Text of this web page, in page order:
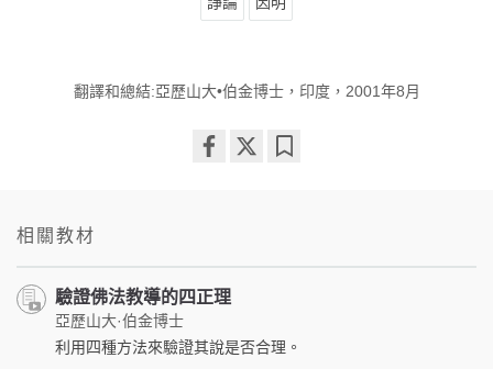
翻譯和總結:亞歷山大•伯金博士，印度，2001年8月
相關教材
驗證佛法教導的四正理
亞歷山大·伯金博士
利用四種方法來驗證其說是否合理。